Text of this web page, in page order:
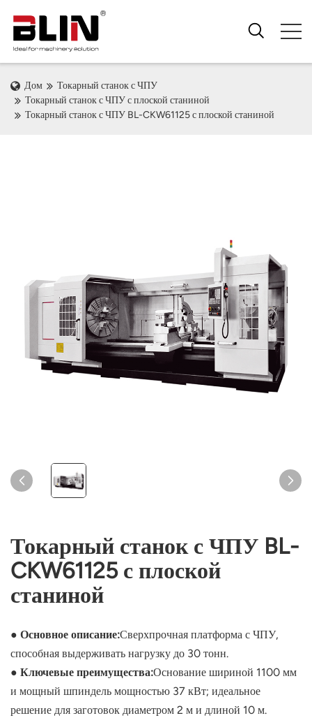
Дом
Токарный станок с ЧПУ
Токарный станок с ЧПУ с плоской станиной
Токарный станок с ЧПУ BL-CKW61125 с плоской станиной
Токарный станок с ЧПУ BL-
CKW61125 с плоской
станиной
● Основное описание:Сверхпрочная платформа с ЧПУ,
способная выдерживать нагрузку до 30 тонн.
● Ключевые преимущества:Основание шириной 1100 мм
и мощный шпиндель мощностью 37 кВт; идеальное
решение для заготовок диаметром 2 м и длиной 10 м.